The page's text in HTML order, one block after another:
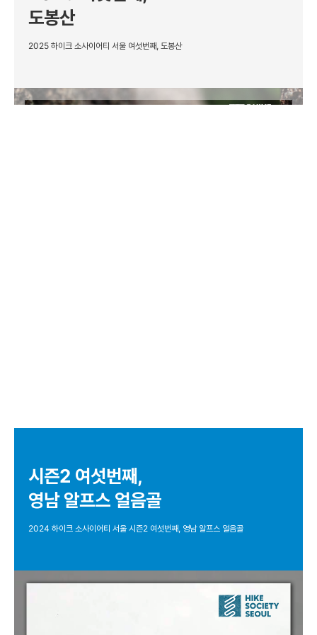
도봉산
2025 하이크 소사이어티 서울 여섯번째, 도봉산
시즌2 여섯번째,
영남 알프스 얼음골
2024 하이크 소사이어티 서울 시즌2 여섯번째, 영남 알프스 얼음골